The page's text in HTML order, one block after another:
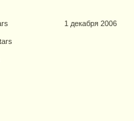
1 декабря 2006